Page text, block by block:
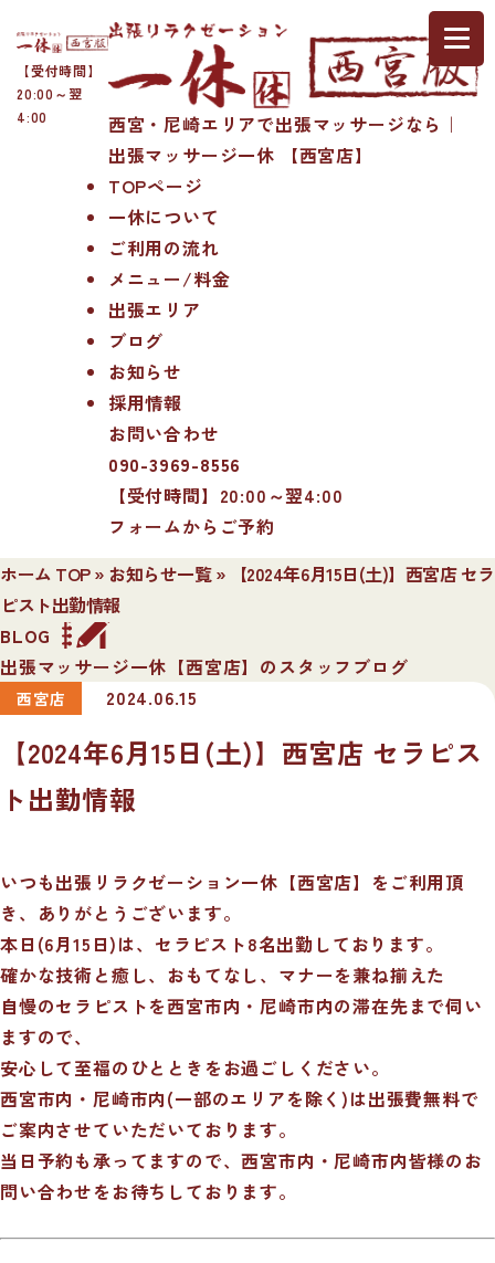
【受付時間】
20:00～翌
4:00
西宮・尼崎エリアで出張マッサージなら｜
出張マッサージ一休 【西宮店】
TOPページ
一休について
ご利用の流れ
メニュー/料金
出張エリア
ブログ
お知らせ
採用情報
お問い合わせ
090-3969-8556
【受付時間】20:00～翌4:00
フォームからご予約
ホーム TOP» お知らせ一覧»
【2024年6月15日(土)】西宮店 セラ
ピスト出勤情報
BLOG
出張マッサージ一休【西宮店】のスタッフブログ
西宮店 2024.06.15
【2024年6月15日(土)】西宮店 セラピス
ト出勤情報
いつも出張リラクゼーション一休【西宮店】をご利用頂
き、ありがとうございます。
本日(6月15日)は、セラピスト8名出勤しております。
確かな技術と癒し、おもてなし、マナーを兼ね揃えた
自慢のセラピストを西宮市内・尼崎市内の滞在先まで伺い
ますので、
安心して至福のひとときをお過ごしください。
西宮市内・尼崎市内(一部のエリアを除く)は出張費無料で
ご案内させていただいております。
当日予約も承ってますので、西宮市内・尼崎市内皆様のお
問い合わせをお待ちしております。